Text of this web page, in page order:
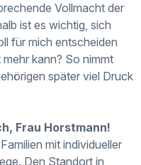
Vollmacht der
ist es wichtig, sich
für mich entscheiden
kann? So nimmt
später viel Druck
Frau Horstmann!
mit individueller
Den Standort in